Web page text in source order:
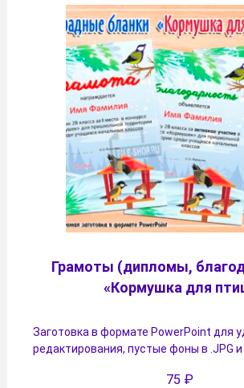
Грамоты (дипломы,
«Кормушка для
Заготовка в формате PowerPoint для
редактирования, пустые фоны в .JPG
75 ₽